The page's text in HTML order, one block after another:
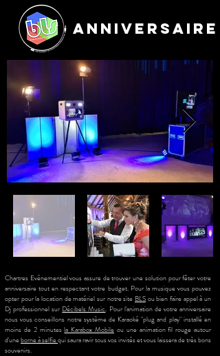
Anniversaire
Chartres Evénementiel vous assure de trouver une solution pour fêter votre
anniversaire tout en respectant votre budget. Pour la musique vous pouvez
opter pour la location de matériel sur notre site BLS ou bien faire appel à un
Dj professionnel sur Décibels Music. Pour l'animation de votre anniversaire
nous vous conseillons notre système de Karaoké "plug and play" installé en
moins de 2 minutesla Karabox Mobile ou une animation fil rouge autour
d'uneborne à selfiequi saura ravir tous vos invités et vous laissera de très bons
souvenirs.